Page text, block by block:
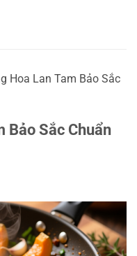
Hoa Lan Tam Bảo Sắc
Bảo Sắc Chuẩn